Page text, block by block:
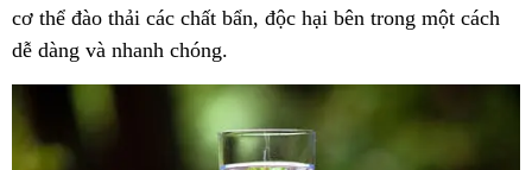
cơ thể đào thải các chất bẩn, độc hại bên trong một cách
dễ dàng và nhanh chóng.